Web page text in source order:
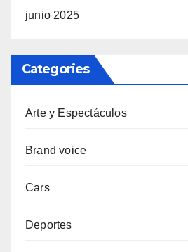
junio 2025
Categories
Arte y Espectáculos
Brand voice
Cars
Deportes